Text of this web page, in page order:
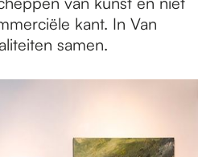
kant. In Van
samen.